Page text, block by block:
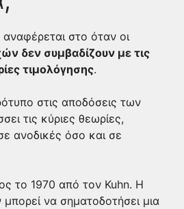
στο όταν οι
δεν συμβαδίζουν με τις
τιμολόγησης.
στις αποδόσεις των
τις κύριες θεωρίες,
ανοδικές όσο και σε
το 1970 από τον Kuhn. Η
να σηματοδοτήσει μια